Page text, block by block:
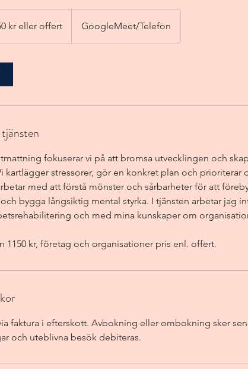
kr eller offert GoogleMeet/Telefon
fokuserar vi på att bromsa utvecklingen och
kartlägger stressorer, gör en konkret plan och prioriterar
med att förstå mönster och sårbarheter för att
bygga långsiktig mental styrka. I tjänsten arbetar jag
och med mina kunskaper om
1150 kr, företag och organisationer pris enl. offert.
faktura i efterskott. Avbokning eller ombokning sker
och uteblivna besök debiteras.